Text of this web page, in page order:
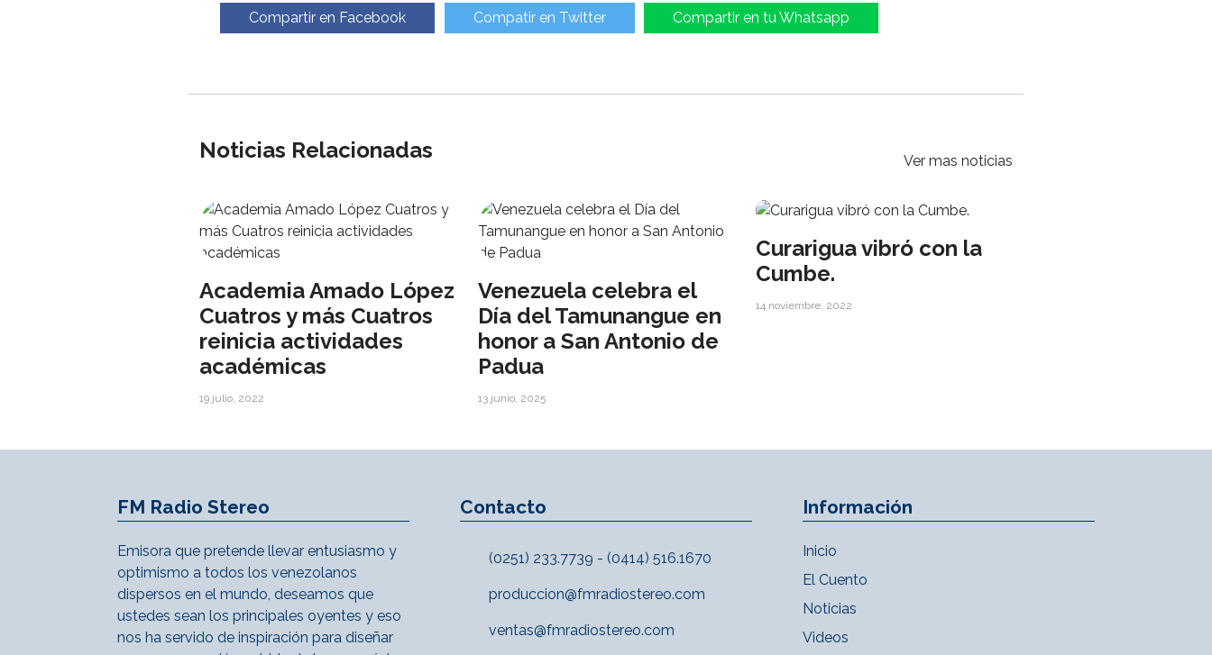
Compartir en Facebook Compatir en Twitter Compartir en tu Whatsapp
Noticias Relacionadas Ver mas noticias
Academia Amado López
Cuatros y más Cuatros
reinicia actividades
académicas
19 julio, 2022
Venezuela celebra el
Día del Tamunangue en
honor a San Antonio de
Padua
13 junio, 2025
Curarigua vibró con la
Cumbe.
14 noviembre, 2022
FM Radio Stereo
Emisora que pretende llevar entusiasmo y
optimismo a todos los venezolanos
dispersos en el mundo, deseamos que
ustedes sean los principales oyentes y eso
nos ha servido de inspiración para diseñar
Contacto
(0251) 233.7739 - (0414) 516.1670
produccion@fmradiostereo.com
ventas@fmradiostereo.com
Información
Inicio
El Cuento
Noticias
Videos